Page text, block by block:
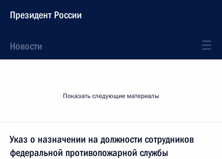
Президент России
Новости
Показать следующие материалы
Указ о назначении на должности сотрудников
федеральной противопожарной службы